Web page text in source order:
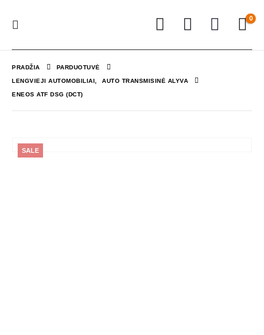
0
PRADŽIA PARDUOTUVĖ
LENGVIEJI AUTOMOBILIAI AUTO TRANSMISINĖ ALYVA
ENEOS ATF DSG (DCT)
SALE